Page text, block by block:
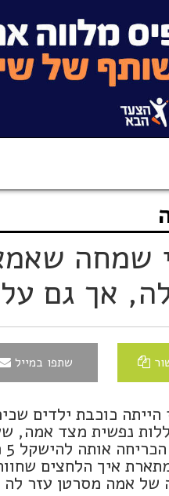
שמחה
אך גם
שתפו במייל
כוכבת ילדים
נפשית מצד אמה,
איך הלחצים
של אמה מסרטן עזר לה